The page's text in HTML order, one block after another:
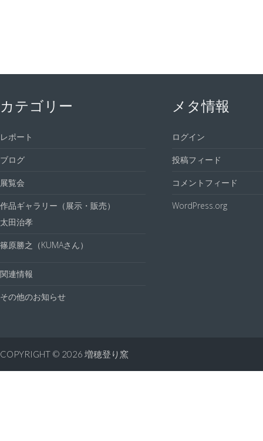
カテゴリー
レポート
ブログ
展覧会
作品ギャラリー（展示・販売）
太田治孝
篠原勝之（KUMAさん）
関連情報
その他のお知らせ
メタ情報
ログイン
投稿フィード
コメントフィード
WordPress.org
COPYRIGHT © 2026 増穂登り窯